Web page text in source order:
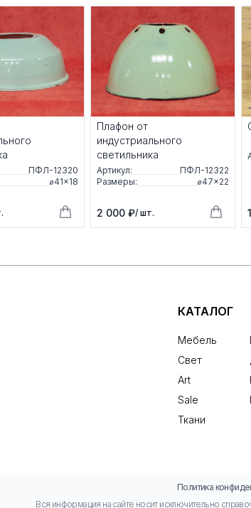
ПФЛ-12320
⌀41×18
Плафон от
индустриального
светильника
Артикул:
ПФЛ-12322
Размеры:
⌀47×22
2 000 ₽/ шт.
КАТАЛОГ
Мебель
Свет
Art
Sale
Ткани
Политика
Вся информация на сайте носит исключительно